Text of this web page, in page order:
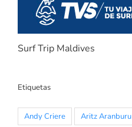
Surf Trip Maldives
Etiquetas
Andy Criere Aritz Aranburu